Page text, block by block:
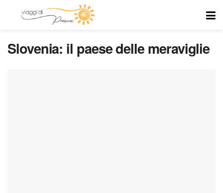
Slovenia: il paese delle meraviglie